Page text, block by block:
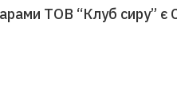
ТОВ “Клуб сиру” є